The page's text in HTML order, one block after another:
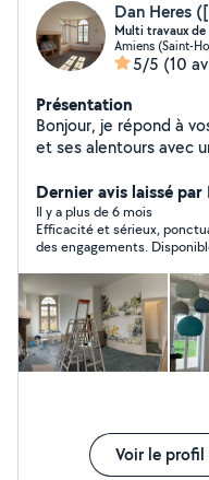
Dan Heres
Multi travaux
Amiens (Saint-
5/5 (10
Présentation
Bonjour, je répond à
et ses alentours avec
projets de Travaux de
appartement, maison
bains, Plaques de
parquet, enduit, pose
aménagement des
Dernier avis laissé
Il y a plus de 6 mois
Efficacité et sérieux,
des engagements.
vivement !
Voir le profil